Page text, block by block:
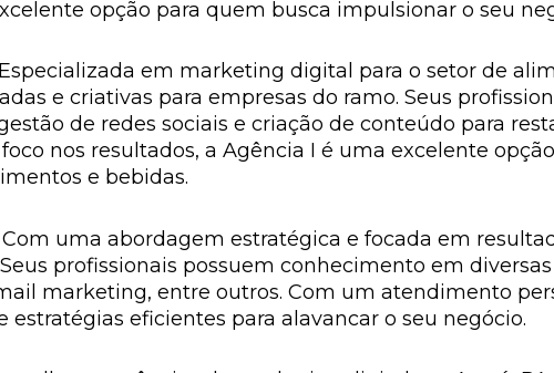
opção para quem busca impulsionar o seu
em marketing digital para o setor de
e criativas para empresas do ramo. Seus
de redes sociais e criação de conteúdo para
nos resultados, a Agência I é uma excelente
e bebidas.
uma abordagem estratégica e focada em
Seus profissionais possuem conhecimento em
marketing, entre outros. Com um atendimento
estratégias eficientes para alavancar o seu negócio.